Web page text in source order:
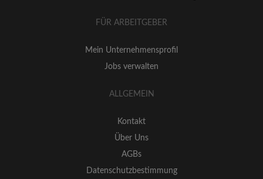
FÜR ARBEITGEBER
Mein Unternehmensprofil
Jobs verwalten
ALLGEMEIN
Kontakt
Über Uns
AGBs
Datenschutzbestimmung